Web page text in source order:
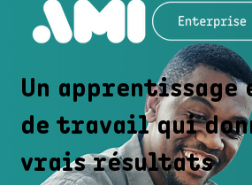
Un
de travail qui
vrais résultats